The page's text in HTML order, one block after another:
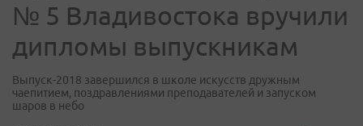
№ 5 Владивостока вручили
дипломы выпускникам
Выпуск-2018 завершился в школе искусств дружным
чаепитием, поздравлениями преподавателей и запуском
шаров в небо